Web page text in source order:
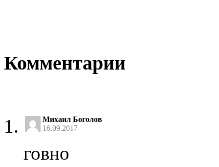
Комментарии
Михаил Боголов
16.09.2017
говно